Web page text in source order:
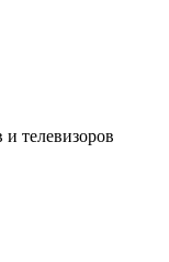
телевизоров